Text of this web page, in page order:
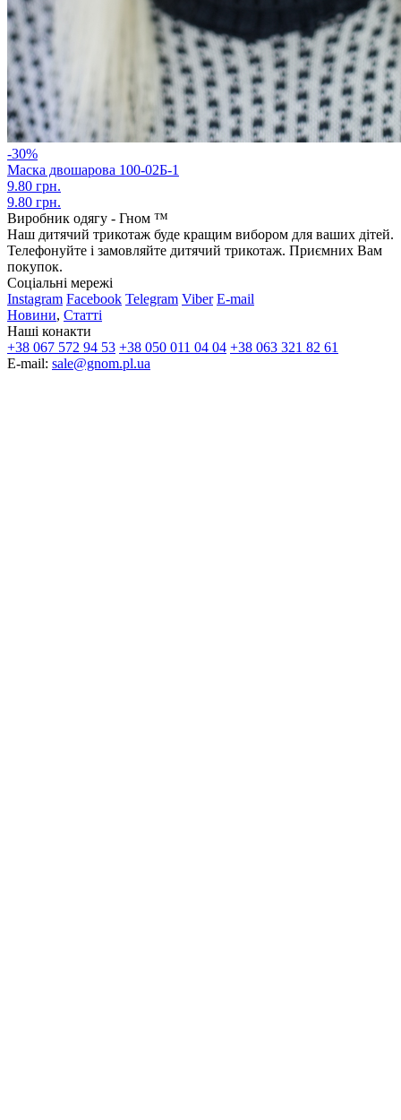
-30%
Маска двошарова 100-02Б-1
9.80 грн.
9.80 грн.
Виробник одягу - Гном ™
Наш дитячий трикотаж буде кращим вибором для ваших дітей.
Телефонуйте і замовляйте дитячий трикотаж. Приємних Вам
покупок.
Соціальні мережі
Instagram Facebook Telegram Viber E-mail
Новини, Статті
Наші конакти
+38 067 572 94 53 +38 050 011 04 04 +38 063 321 82 61
E-mail: sale@gnom.pl.ua